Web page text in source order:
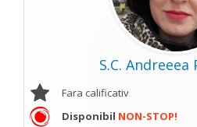
S.C. Andreeea
Fara calificativ
Disponibil NON-STOP!